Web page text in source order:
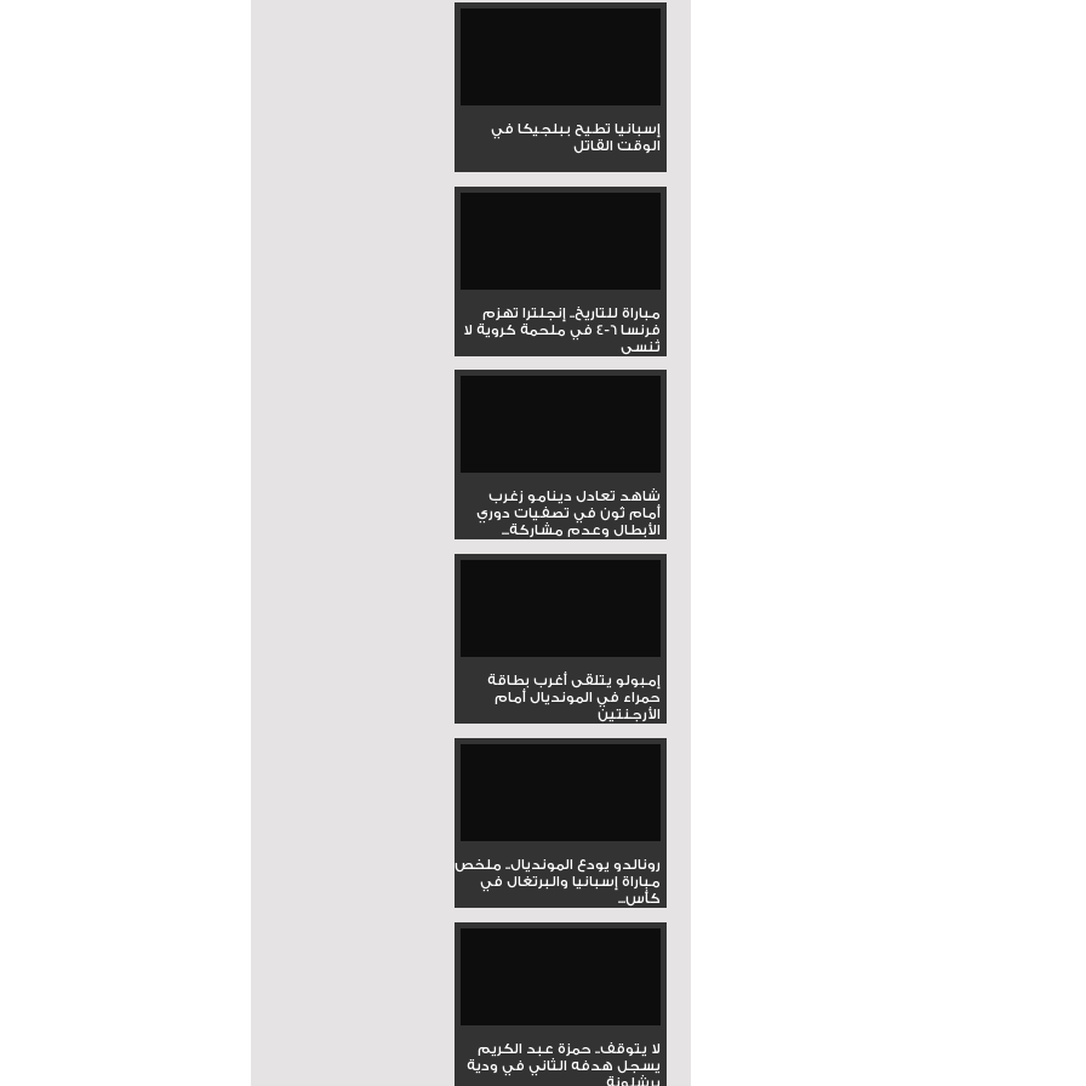
إسبانيا تطيح ببلجيكا في
الوقت القاتل
مباراة للتاريخ.. إنجلترا تهزم
فرنسا 6-4 في ملحمة كروية لا
تُنسى
شاهد تعادل دينامو زغرب
أمام ثون في تصفيات دوري
الأبطال وعدم مشاركة...
إمبولو يتلقى أغرب بطاقة
حمراء في المونديال أمام
الأرجنتين
رونالدو يودع المونديال.. ملخص
مباراة إسبانيا والبرتغال في
كأس...
لا يتوقف.. حمزة عبد الكريم
يسجل هدفه الثاني في ودية
برشلونة